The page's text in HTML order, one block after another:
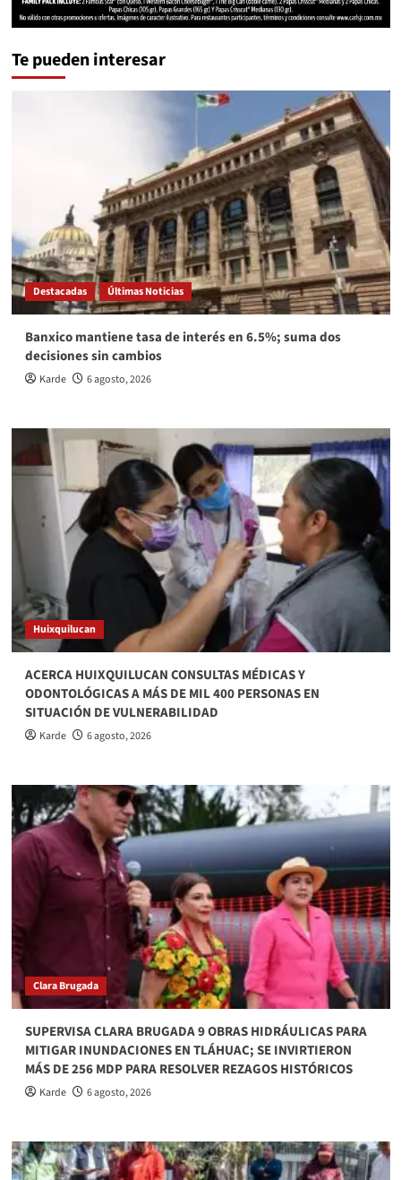
Te pueden interesar
Destacadas Últimas Noticias
Banxico mantiene tasa de interés en 6.5%; suma dos
decisiones sin cambios
Karde 6 agosto, 2026
Huixquilucan
ACERCA HUIXQUILUCAN CONSULTAS MÉDICAS Y
ODONTOLÓGICAS A MÁS DE MIL 400 PERSONAS EN
SITUACIÓN DE VULNERABILIDAD
Karde 6 agosto, 2026
Clara Brugada
SUPERVISA CLARA BRUGADA 9 OBRAS HIDRÁULICAS PARA
MITIGAR INUNDACIONES EN TLÁHUAC; SE INVIRTIERON
MÁS DE 256 MDP PARA RESOLVER REZAGOS HISTÓRICOS
Karde 6 agosto, 2026